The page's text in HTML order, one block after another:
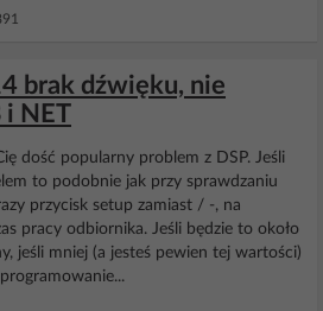
brak dźwięku, nie
i NET
dość popularny problem z DSP. Jeśli
to podobnie jak przy sprawdzaniu
przycisk setup zamiast / -, na
pracy odbiornika. Jeśli będzie to około
jeśli mniej (a jesteś pewien tej wartości)